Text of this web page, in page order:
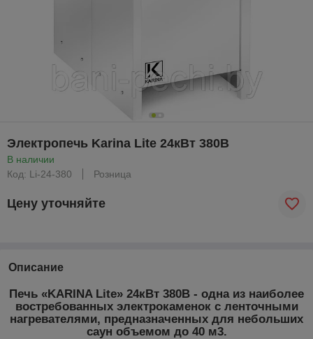
Электропечь Karina Lite 24кВт 380В
В наличии
Код: Li-24-380
Розница
Цену уточняйте
Описание
Печь «KARINA Lite» 24кВт 380В - одна из наиболее
востребованных электрокаменок с ленточными
нагревателями, предназначенных для небольших
саун объемом до 40 м3.